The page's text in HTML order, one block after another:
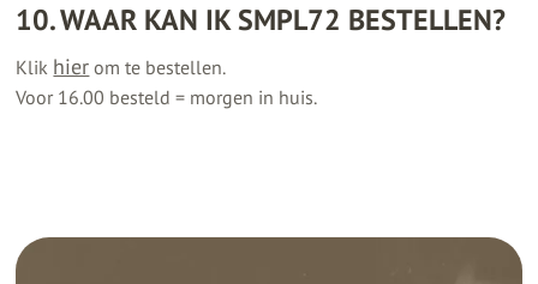
10. WAAR KAN IK SMPL72 BESTELLEN?
Klik hier om te bestellen.
Voor 16.00 besteld = morgen in huis.